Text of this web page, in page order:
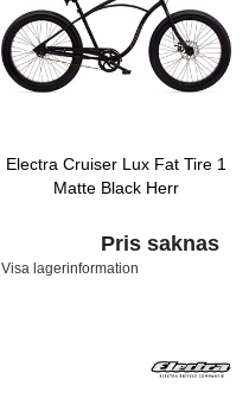
Electra Cruiser Lux Fat Tire 1
Matte Black Herr
Pris saknas
Visa lagerinformation